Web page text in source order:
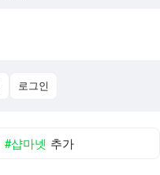
로그인
#샵마넷 추가